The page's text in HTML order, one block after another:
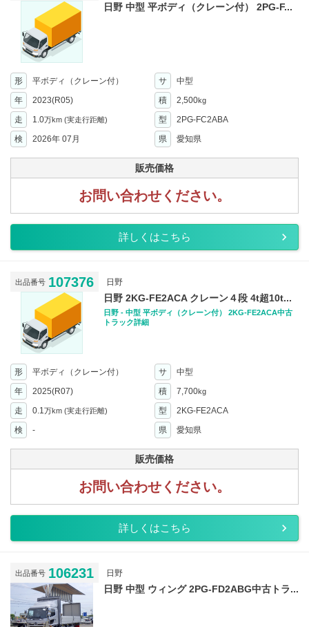
日野 中型 平ボディ（クレーン付） 2PG-F...
形 平ボディ（クレーン付） サ
中型
年
2023(R05) 積 2,500kg
走 1.0万km (実走行距離) 型
2PG-FC2ABA
検
2026年 07月 県 愛知県
販売価格
お問い合わせください。
詳しくはこちら
出品番号 107376 日野
日野 2KG-FE2ACA クレーン４段 4t超10t...
日野 - 中型 平ボディ（クレーン付） 2KG-FE2ACA中古
トラック詳細
形 平ボディ（クレーン付） サ
中型
年
2025(R07) 積 7,700kg
走 0.1万km (実走行距離) 型
2KG-FE2ACA
検
- 県 愛知県
販売価格
お問い合わせください。
詳しくはこちら
出品番号 106231 日野
日野 中型 ウィング 2PG-FD2ABG中古トラ...